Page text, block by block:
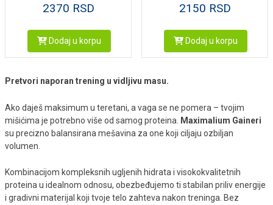
2370 RSD
Dodaj u korpu
2150 RSD
Dodaj u korpu
Pretvori naporan trening u vidljivu masu.
Ako daješ maksimum u teretani, a vaga se ne pomera – tvojim
mišićima je potrebno više od samog proteina.
Maximalium Gaineri
su precizno balansirana mešavina za one koji ciljaju ozbiljan
volumen.
Kombinacijom kompleksnih ugljenih hidrata i visokokvalitetnih
proteina u idealnom odnosu, obezbeđujemo ti stabilan priliv energije
i gradivni materijal koji tvoje telo zahteva nakon treninga. Bez